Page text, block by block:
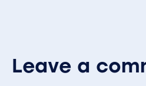
Leave a